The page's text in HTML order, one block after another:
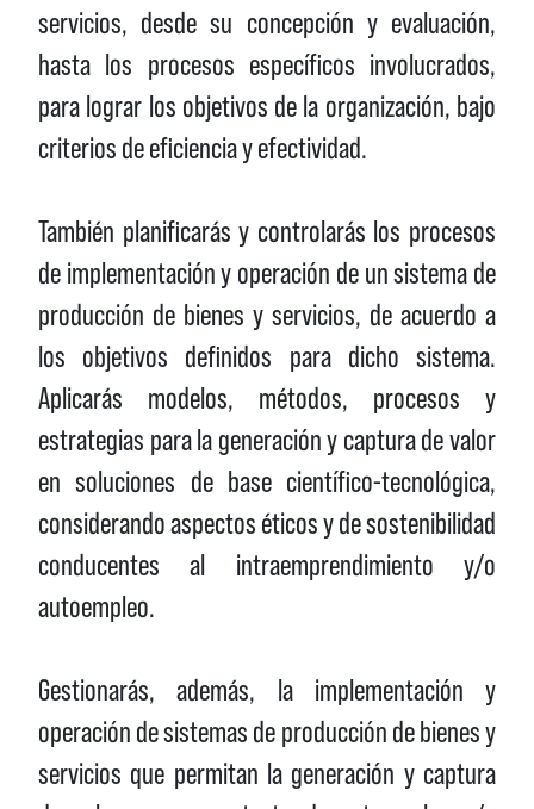
servicios, desde su concepción y evaluación,
hasta los procesos específicos involucrados,
para lograr los objetivos de la organización, bajo
criterios de eficiencia y efectividad.
También planificarás y controlarás los procesos
de implementación y operación de un sistema de
producción de bienes y servicios, de acuerdo a
los objetivos definidos para dicho sistema.
Aplicarás modelos, métodos, procesos y
estrategias para la generación y captura de valor
en soluciones de base científico-tecnológica,
considerando aspectos éticos y de sostenibilidad
conducentes al intraemprendimiento y/o
autoempleo.
Gestionarás, además, la implementación y
operación de sistemas de producción de bienes y
servicios que permitan la generación y captura